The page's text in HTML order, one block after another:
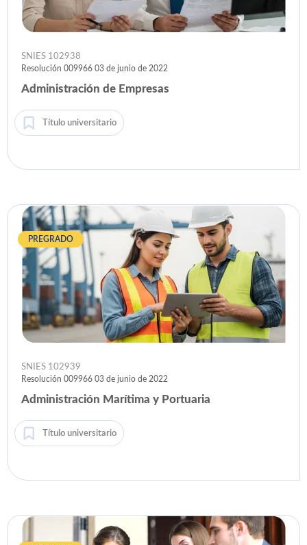
SNIES 102938
Resolución 009966 03 de junio de 2022
Administración de Empresas
Título universitario
PREGRADO
SNIES 102939
Resolución 009966 03 de junio de 2022
Administración Marítima y Portuaria
Título universitario